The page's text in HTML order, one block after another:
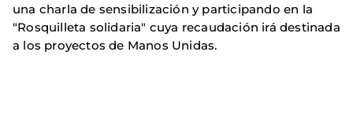
una charla de sensibilización y participando en la
"Rosquilleta solidaria" cuya recaudación irá destinada
a los proyectos de Manos Unidas.